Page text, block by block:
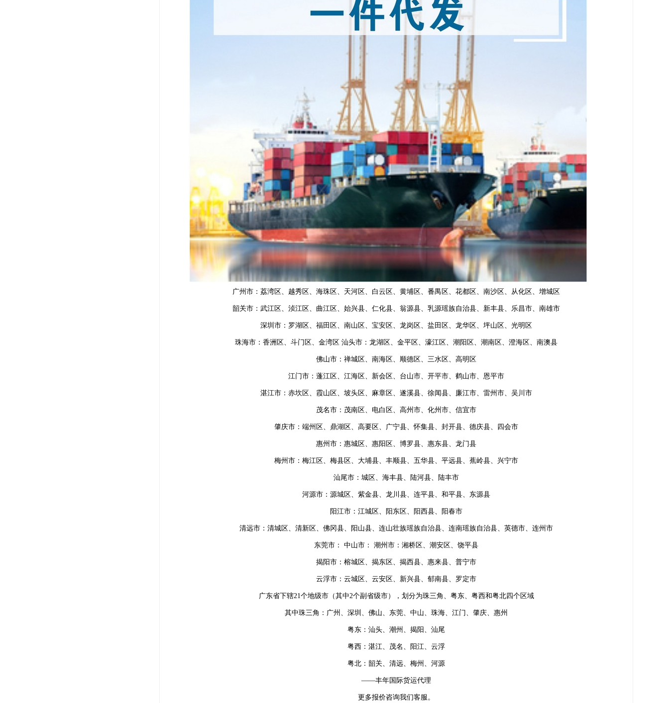
广州市：荔湾区、越秀区、海珠区、天河区、白云区、黄埔区、番禺区、花都区、南沙区、从化区、增城区
韶关市：武江区、浈江区、曲江区、始兴县、仁化县、翁源县、乳源瑶族自治县、新丰县、乐昌市、南雄市
深圳市：罗湖区、福田区、南山区、宝安区、龙岗区、盐田区、龙华区、坪山区、光明区
珠海市：香洲区、斗门区、金湾区 汕头市：龙湖区、金平区、濠江区、潮阳区、潮南区、澄海区、南澳县
佛山市：禅城区、南海区、顺德区、三水区、高明区
江门市：蓬江区、江海区、新会区、台山市、开平市、鹤山市、恩平市
湛江市：赤坎区、霞山区、坡头区、麻章区、遂溪县、徐闻县、廉江市、雷州市、吴川市
茂名市：茂南区、电白区、高州市、化州市、信宜市
肇庆市：端州区、鼎湖区、高要区、广宁县、怀集县、封开县、德庆县、四会市
惠州市：惠城区、惠阳区、博罗县、惠东县、龙门县
梅州市：梅江区、梅县区、大埔县、丰顺县、五华县、平远县、蕉岭县、兴宁市
汕尾市：城区、海丰县、陆河县、陆丰市
河源市：源城区、紫金县、龙川县、连平县、和平县、东源县
阳江市：江城区、阳东区、阳西县、阳春市
清远市：清城区、清新区、佛冈县、阳山县、连山壮族瑶族自治县、连南瑶族自治县、英德市、连州市
东莞市： 中山市： 潮州市：湘桥区、潮安区、饶平县
揭阳市：榕城区、揭东区、揭西县、惠来县、普宁市
云浮市：云城区、云安区、新兴县、郁南县、罗定市
广东省下辖21个地级市（其中2个副省级市），划分为珠三角、粤东、粤西和粤北四个区域
其中珠三角：广州、深圳、佛山、东莞、中山、珠海、江门、肇庆、惠州
粤东：汕头、潮州、揭阳、汕尾
粤西：湛江、茂名、阳江、云浮
粤北：韶关、清远、梅州、河源
——丰年国际货运代理
更多报价咨询我们客服。